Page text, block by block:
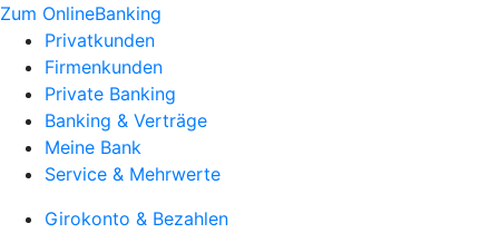
Zum OnlineBanking
Privatkunden
Firmenkunden
Private Banking
Banking & Verträge
Meine Bank
Service & Mehrwerte
Girokonto & Bezahlen